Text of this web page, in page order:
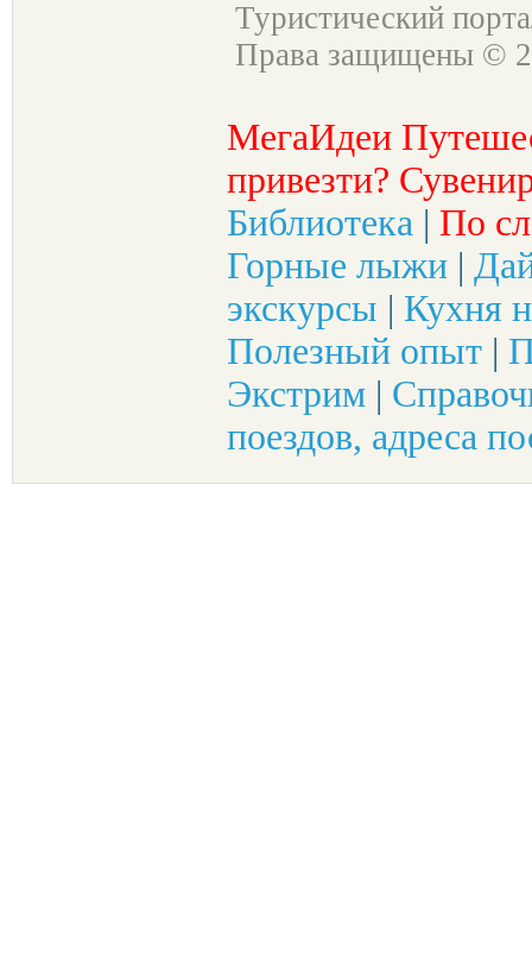
Туристический
Права защищены ©
МегаИдеи
привезти?
Библиотека | По
Горные лыжи |
экскурсы | Кухня
Полезный опыт |
Экстрим |
поездов, адреса